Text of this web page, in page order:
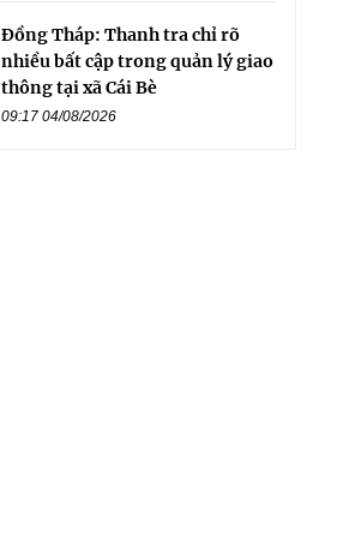
Đồng Tháp: Thanh tra chỉ rõ
nhiều bất cập trong quản lý giao
thông tại xã Cái Bè
09:17 04/08/2026